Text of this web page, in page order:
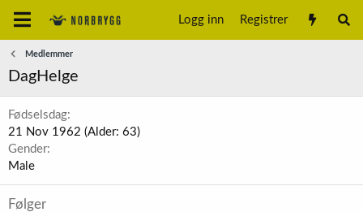
Logg inn Registrer
Medlemmer
DagHelge
Fødselsdag
21 Nov 1962 (Alder: 63)
Gender
Male
Følger